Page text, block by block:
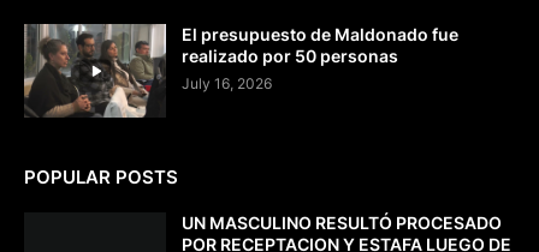
El presupuesto de Maldonado fue
realizado por 50 personas
July 16, 2026
POPULAR POSTS
UN MASCULINO RESULTÓ PROCESADO
POR RECEPTACION Y ESTAFA LUEGO DE